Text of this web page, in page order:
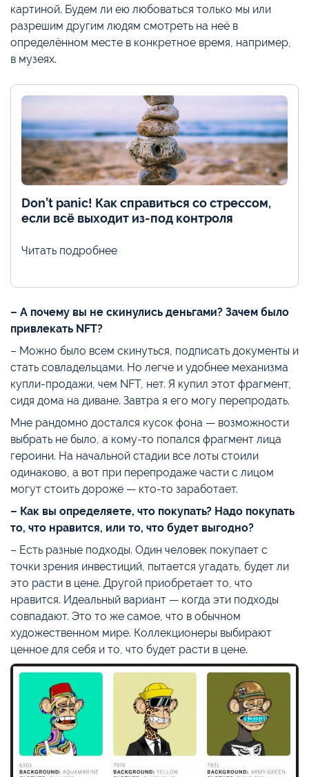
картиной. Будем ли ею любоваться только мы или
разрешим другим людям смотреть на неё в
определённом месте в конкретное время, например,
в музеях.
Don’t panic! Как справиться со стрессом,
если всё выходит из-под контроля
Читать подробнее
– А почему вы не скинулись деньгами? Зачем было
привлекать NFT?
– Можно было всем скинуться, подписать документы и
стать совладельцами. Но легче и удобнее механизма
купли-продажи, чем NFT, нет. Я купил этот фрагмент,
сидя дома на диване. Завтра я его могу перепродать.
Мне рандомно достался кусок фона — возможности
выбрать не было, а кому-то попался фрагмент лица
героини. На начальной стадии все лоты стоили
одинаково, а вот при перепродаже части с лицом
могут стоить дороже — кто-то заработает.
– Как вы определяете, что покупать? Надо покупать
то, что нравится, или то, что будет выгодно?
– Есть разные подходы. Один человек покупает с
точки зрения инвестиций, пытается угадать, будет ли
это расти в цене. Другой приобретает то, что
нравится. Идеальный вариант — когда эти подходы
совпадают. Это то же самое, что в обычном
художественном мире. Коллекционеры выбирают
ценное для себя и то, что будет расти в цене.